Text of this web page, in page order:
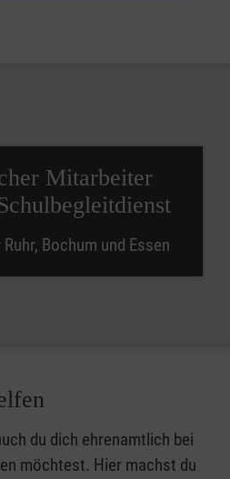
Mitarbeiter
Bochum und Essen
du dich ehrenamtlich bei
möchtest. Hier machst du